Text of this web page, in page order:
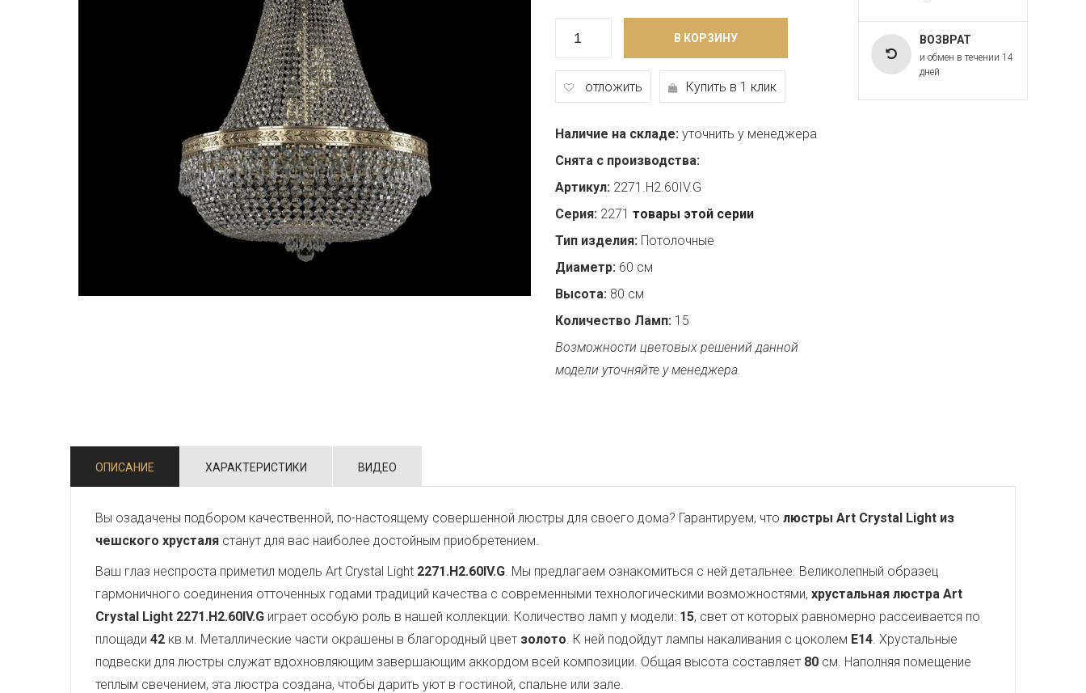
В КОРЗИНУ
отложить Купить в 1 клик
Наличие на складе: уточнить у менеджера
Снята с производства:
Артикул: 2271.H2.60IV.G
Серия: 2271 товары этой серии
Тип изделия: Потолочные
Диаметр: 60 см
Высота: 80 см
Количество Ламп: 15
Возможности цветовых решений данной
модели уточняйте у менеджера.
ВОЗВРАТ
и обмен в течении 14
дней
ОПИСАНИЕ ХАРАКТЕРИСТИКИ ВИДЕО
Вы озадачены подбором качественной, по-настоящему совершенной люстры для своего дома? Гарантируем, что люстры Art Crystal Light из
чешского хрусталя станут для вас наиболее достойным приобретением.
Ваш глаз неспроста приметил модель Art Crystal Light 2271.H2.60IV.G. Мы предлагаем ознакомиться с ней детальнее. Великолепный образец
гармоничного соединения отточенных годами традиций качества с современными технологическими возможностями, хрустальная люстра Art
Crystal Light 2271.H2.60IV.G играет особую роль в нашей коллекции. Количество ламп у модели: 15, свет от которых равномерно рассеивается по
площади 42 кв.м. Металлические части окрашены в благородный цвет золото. К ней подойдут лампы накаливания с цоколем E14. Хрустальные
подвески для люстры служат вдохновляющим завершающим аккордом всей композиции. Общая высота составляет 80 см. Наполняя помещение
теплым свечением, эта люстра создана, чтобы дарить уют в гостиной, спальне или зале.